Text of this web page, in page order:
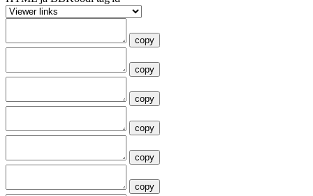
copy
copy
copy
copy
copy
copy